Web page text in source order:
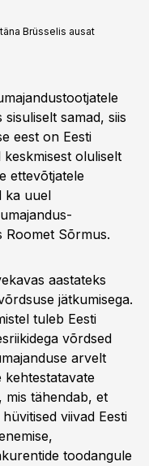
Brüsselis ausat
samad, siis
eest on Eesti
oluliselt
ettevõtjatele
ka uuel
Roomet Sõrmus.
aastateks
jätkumisega.
tuleb Eesti
võrdsed
arvelt
mis tähendab, et
viivad Eesti
toodangule